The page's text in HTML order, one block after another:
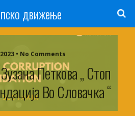
движење
• No Comments
Петкова „ Стоп
Во Словачка “